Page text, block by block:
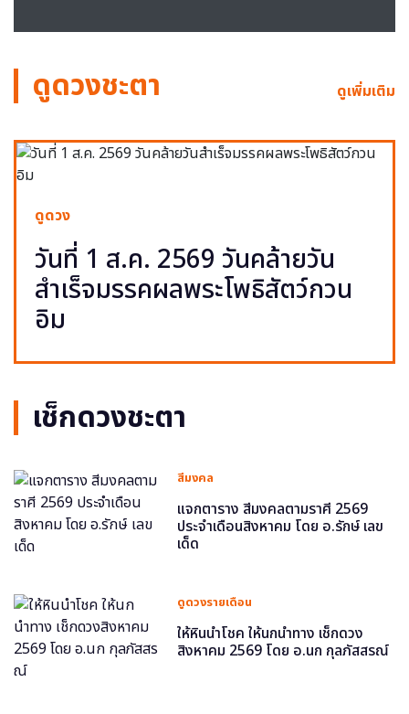
ดูดวงชะตา ดูเพิ่มเติม
ดูดวง
วันที่ 1 ส.ค. 2569 วันคล้ายวัน
สำเร็จมรรคผลพระโพธิสัตว์กวน
อิม
เช็กดวงชะตา
สีมงคล
แจกตาราง สีมงคลตามราศี 2569
ประจำเดือนสิงหาคม โดย อ.รักษ์ เลข
เด็ด
ดูดวงรายเดือน
ให้หินนำโชค ให้นกนำทาง เช็กดวง
สิงหาคม 2569 โดย อ.นก กุลภัสสรณ์